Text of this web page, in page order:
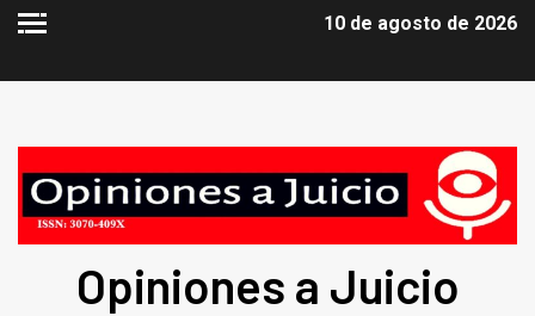
10 de agosto de 2026
Opiniones a Juicio